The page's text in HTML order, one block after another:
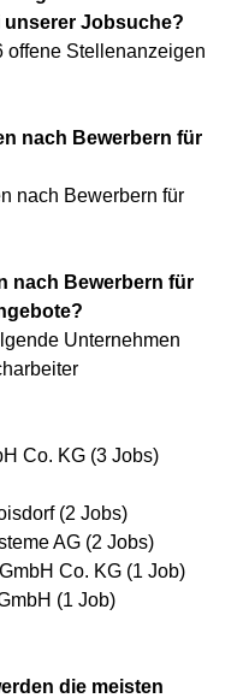
Jobsuche?
offene Stellenanzeigen
nach Bewerbern für
nach Bewerbern für
nach Bewerbern für
Unternehmen
Co. KG (3 Jobs)
(2 Jobs)
AG (2 Jobs)
Co. KG (1 Job)
(1 Job)
die meisten